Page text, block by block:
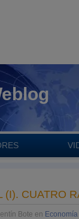
(I). CUATRO
Bote en